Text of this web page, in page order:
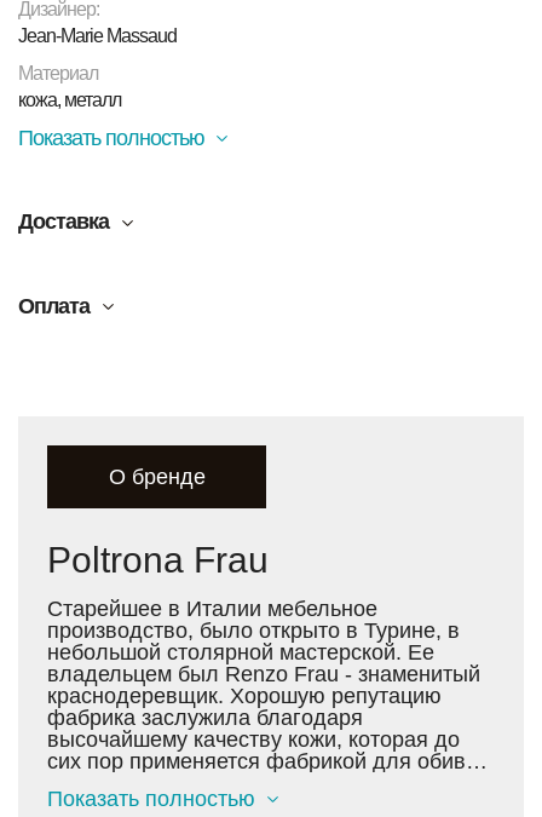
Дизайнер:
Jean-Marie Massaud
Материал
кожа, металл
Показать полностью
Доставка
Оплата
О бренде
Poltrona Frau
Старейшее в Италии мебельное
производство, было открыто в Турине, в
небольшой столярной мастерской. Ее
владельцем был Renzo Frau - знаменитый
краснодеревщик. Хорошую репутацию
фабрика заслужила благодаря
высочайшему качеству кожи, которая до
сих пор применяется фабрикой для обивки
Pelle Frau® Color System - это лучшее
Показать полностью